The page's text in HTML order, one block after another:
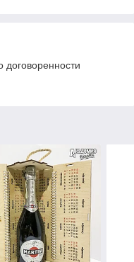
договоренности